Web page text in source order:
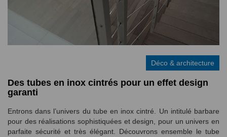
Déco & architecture
Des tubes en inox cintrés pour un effet design
garanti
Entrons dans l’univers du tube en inox cintré. Un intitulé barbare
pour des réalisations sophistiquées et design, pour un univers en
parfaite sécurité et très élégant. Découvrons ensemble le tube